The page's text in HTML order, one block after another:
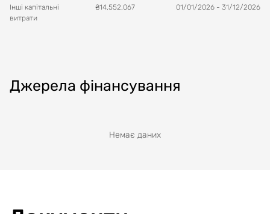
Інші капітальні
витрати
₴14,552,067 01/01/2026 - 31/12/2026
Джерела фінансування
Немає даних